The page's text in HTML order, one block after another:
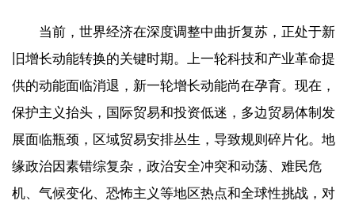
当前，世界经济在深度调整中曲折复苏，正处于新
旧增长动能转换的关键时期。上一轮科技和产业革命提
供的动能面临消退，新一轮增长动能尚在孕育。现在，
保护主义抬头，国际贸易和投资低迷，多边贸易体制发
展面临瓶颈，区域贸易安排丛生，导致规则碎片化。地
缘政治因素错综复杂，政治安全冲突和动荡、难民危
机、气候变化、恐怖主义等地区热点和全球性挑战，对